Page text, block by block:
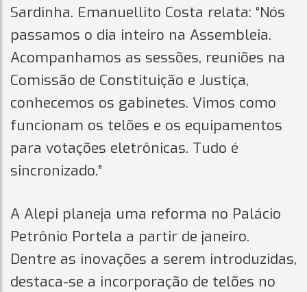
Sardinha. Emanuellito Costa relata: “Nós
passamos o dia inteiro na Assembleia.
Acompanhamos as sessões, reuniões na
Comissão de Constituição e Justiça,
conhecemos os gabinetes. Vimos como
funcionam os telões e os equipamentos
para votações eletrônicas. Tudo é
sincronizado.”
A Alepi planeja uma reforma no Palácio
Petrônio Portela a partir de janeiro.
Dentre as inovações a serem introduzidas,
destaca-se a incorporação de telões no